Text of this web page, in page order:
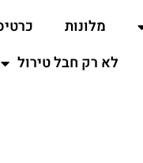
מלונות
לא רק חבל טירול